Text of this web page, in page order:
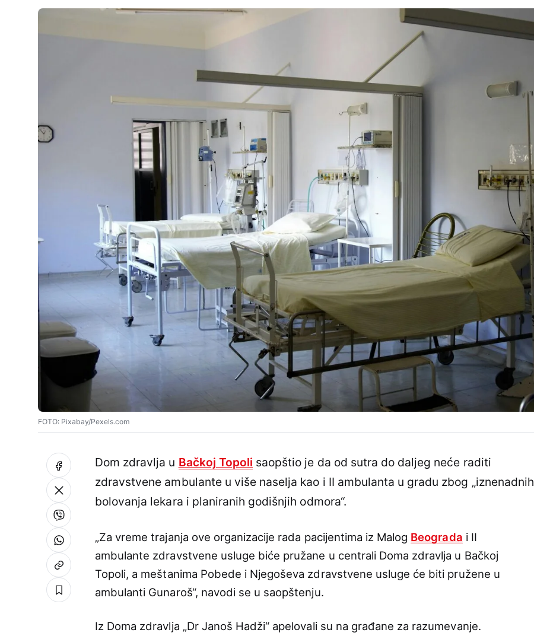
FOTO: Pixabay/Pexels.com
Dom zdravlja u Bačkoj Topoli saopštio je da od sutra do daljeg neće raditi
zdravstvene ambulante u više naselja kao i II ambulanta u gradu zbog „iznenadnih
bolovanja lekara i planiranih godišnjih odmora“.
„Za vreme trajanja ove organizacije rada pacijentima iz Malog Beograda i II
ambulante zdravstvene usluge biće pružane u centrali Doma zdravlja u Bačkoj
Topoli, a meštanima Pobede i Njegoševa zdravstvene usluge će biti pružene u
ambulanti Gunaroš“, navodi se u saopštenju.
Iz Doma zdravlja „Dr Janoš Hadži“ apelovali su na građane za razumevanje.